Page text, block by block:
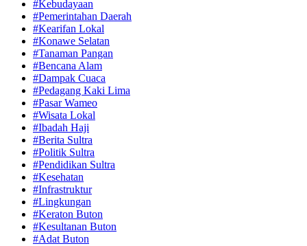
#Kebudayaan
#Pemerintahan Daerah
#Kearifan Lokal
#Konawe Selatan
#Tanaman Pangan
#Bencana Alam
#Dampak Cuaca
#Pedagang Kaki Lima
#Pasar Wameo
#Wisata Lokal
#Ibadah Haji
#Berita Sultra
#Politik Sultra
#Pendidikan Sultra
#Kesehatan
#Infrastruktur
#Lingkungan
#Keraton Buton
#Kesultanan Buton
#Adat Buton